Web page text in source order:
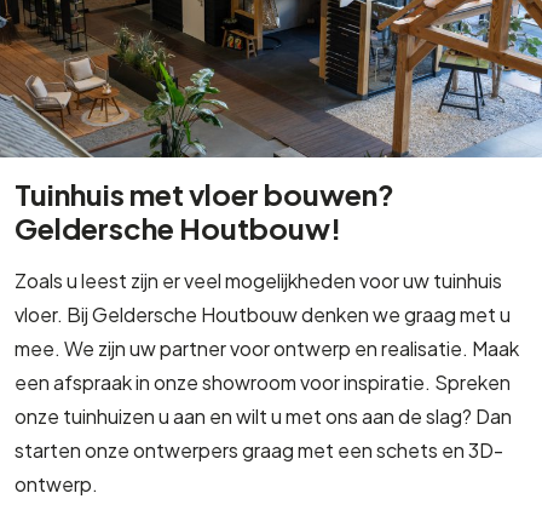
Tuinhuis met vloer bouwen?
Geldersche Houtbouw!
Zoals u leest zijn er veel mogelijkheden voor uw tuinhuis
vloer. Bij Geldersche Houtbouw denken we graag met u
mee. We zijn uw partner voor ontwerp en realisatie. Maak
een afspraak in onze showroom voor inspiratie. Spreken
onze tuinhuizen u aan en wilt u met ons aan de slag? Dan
starten onze ontwerpers graag met een schets en 3D-
ontwerp.